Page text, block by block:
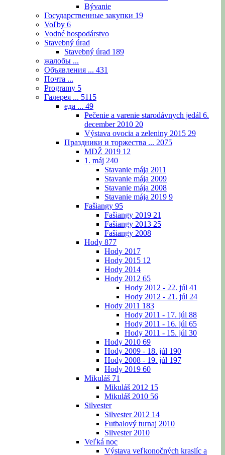
Bývanie
Государственные закупки 19
Voľby 6
Vodné hospodárstvo
Stavebný úrad
Stavebný úrad 189
жалобы ...
Объявления ... 431
Почта ...
Programy 5
Галерея ... 5115
еда ... 49
Pečenie a varenie starodávnych jedál 6.
december 2010 20
Výstava ovocia a zeleniny 2015 29
Праздники и торжества ... 2075
MDŽ 2019 12
1. máj 240
Stavanie mája 2011
Stavanie mája 2009
Stavanie mája 2008
Stavanie mája 2019 9
Fašiangy 95
Fašiangy 2019 21
Fašiangy 2013 25
Fašiangy 2008
Hody 877
Hody 2017
Hody 2015 12
Hody 2014
Hody 2012 65
Hody 2012 - 22. júl 41
Hody 2012 - 21. júl 24
Hody 2011 183
Hody 2011 - 17. júl 88
Hody 2011 - 16. júl 65
Hody 2011 - 15. júl 30
Hody 2010 69
Hody 2009 - 18. júl 190
Hody 2008 - 19. júl 197
Hody 2019 60
Mikuláš 71
Mikuláš 2012 15
Mikuláš 2010 56
Silvester
Silvester 2012 14
Futbalový turnaj 2010
Silvester 2010
Veľká noc
Výstava veľkonočných kraslíc a